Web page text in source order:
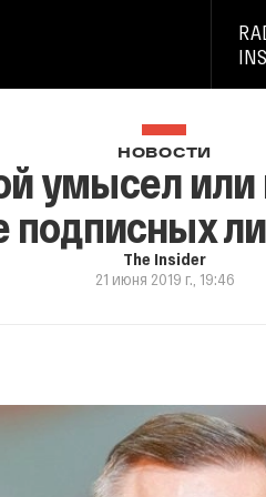
НОВОСТИ
умысел или
подписных
The Insider
21 июня 2019 г., 19:46